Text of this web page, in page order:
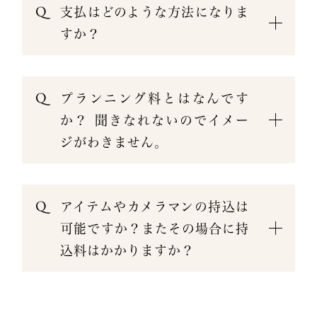
支払はどのような方法になりま
すか？
プランニング料とはなんです
か？ 聞きなれないのでイメー
ジがわきません。
アイテムやカメラマンの持込は
可能ですか？またその場合に持
込料はかかりますか？